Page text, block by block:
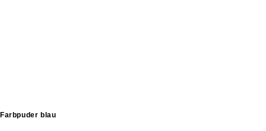
Farbpuder blau